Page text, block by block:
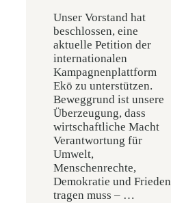
Unser Vorstand hat
beschlossen, eine
aktuelle Petition der
internationalen
Kampagnenplattform
Ekō zu unterstützen.
Beweggrund ist unsere
Überzeugung, dass
wirtschaftliche Macht
Verantwortung für
Umwelt,
Menschenrechte,
Demokratie und Frieden
tragen muss – …